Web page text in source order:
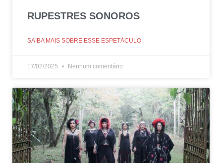
RUPESTRES SONOROS
SAIBA MAIS SOBRE ESSE ESPETÁCULO
17/02/2025 Nenhum comentário